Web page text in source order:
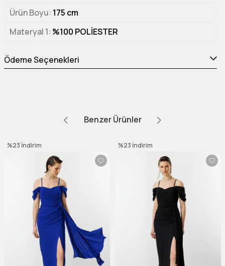
Ürün Boyu 175 cm
Materyal 1 %100 POLİESTER
Ödeme Seçenekleri
Benzer Ürünler
%23 İndirim %23 İndirim